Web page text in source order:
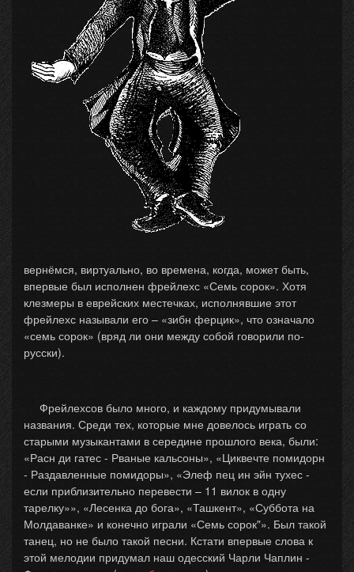
вернёмся, виртуально, во времена, когда, может быть,
впервые был исполнен фрейлехс «Семь сорок». Хотя
клезмеры в еврейских местечках, исполнявшие этот
фрейлехс называли его – «зибн ферцик», что означало
«семь сорок» (вряд ли они между собой говорили по-
русски).
Фрейлехсов было много, и каждому придумывали
названия. Среди тех, которые мне довелось играть со
старыми музыкантами в середине прошлого века, были:
«Расн ди гатес - Рваные кальсоны», «Циквечте помидорн
- Раздавленные помидоры», «Элеф пец ин эйн тухес -
если приблизительно перевести – 11 вилок в одну
тарелку»», «Лесенка до бога», «Ташкент», «Суббота на
Молдаванке» и конечно играли «Семь сорок"». Был такой
танец, но не было такой песни. Кстати впервые слова к
этой мелодии придумал наш одесский Чарли Чаплин -